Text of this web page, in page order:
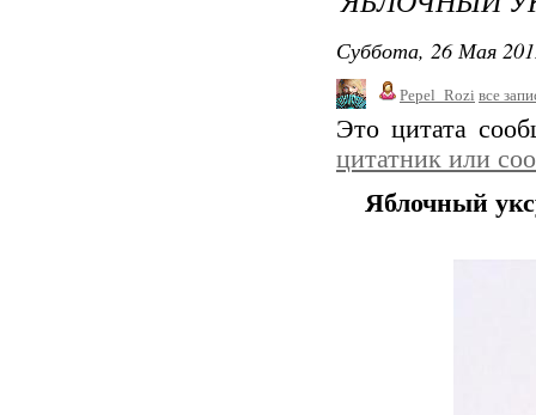
Суббота, 26 Мая
Pepel_Rozi все
Это цитата
цитатник или
Яблочный